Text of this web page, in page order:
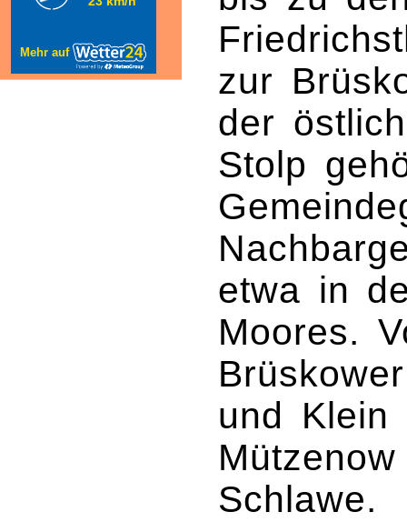
Mehr auf
zur
der
Stolp
etwa in
Moores.
und Klein
Schlawe.